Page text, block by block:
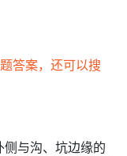
答案，还可以搜
与沟、坑边缘的